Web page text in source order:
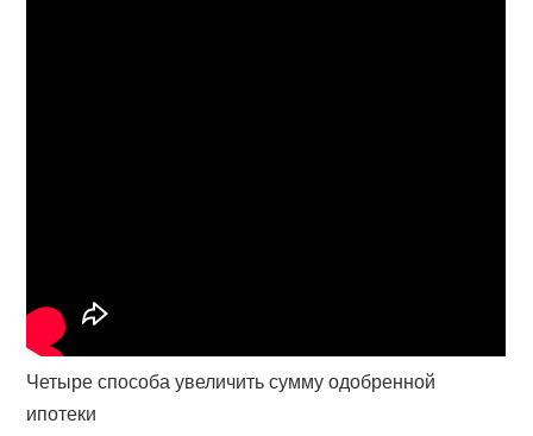
Четыре способа увеличить сумму одобренной
ипотеки